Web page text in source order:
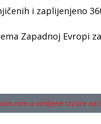
i zaplijenjeno
Zapadnoj Evropi
u omiljene izvore na